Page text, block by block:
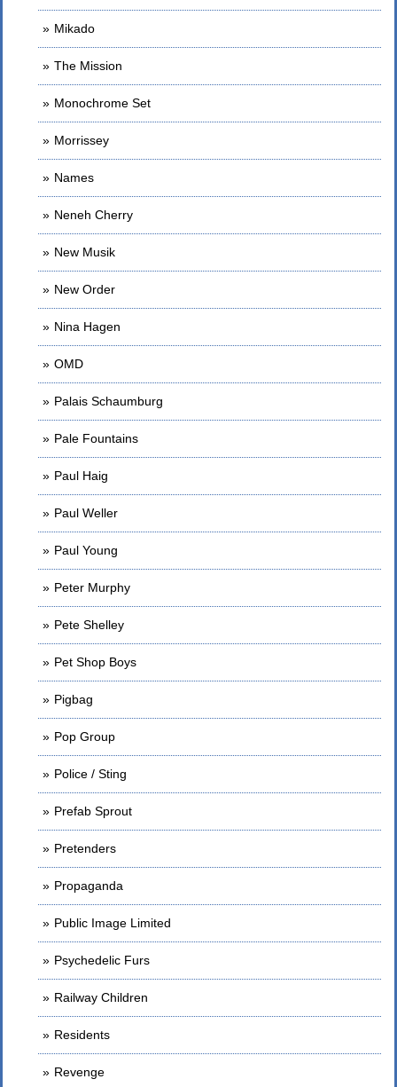
Mikado
The Mission
Monochrome Set
Morrissey
Names
Neneh Cherry
New Musik
New Order
Nina Hagen
OMD
Palais Schaumburg
Pale Fountains
Paul Haig
Paul Weller
Paul Young
Peter Murphy
Pete Shelley
Pet Shop Boys
Pigbag
Pop Group
Police / Sting
Prefab Sprout
Pretenders
Propaganda
Public Image Limited
Psychedelic Furs
Railway Children
Residents
Revenge